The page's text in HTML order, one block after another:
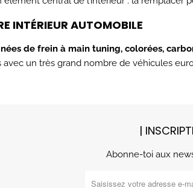
INTÉRIEUR AUTOMOBILE
de frein à main tuning, colorées,
un très grand nombre de véhicules
|
Abonne-toi aux